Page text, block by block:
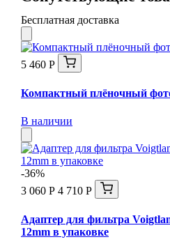
Бесплатная доставка
5 460 Р
Компактный плёночный
В наличии
-36%
3 060 Р 4 710 Р
Адаптер для фильтра
12mm в упаковке